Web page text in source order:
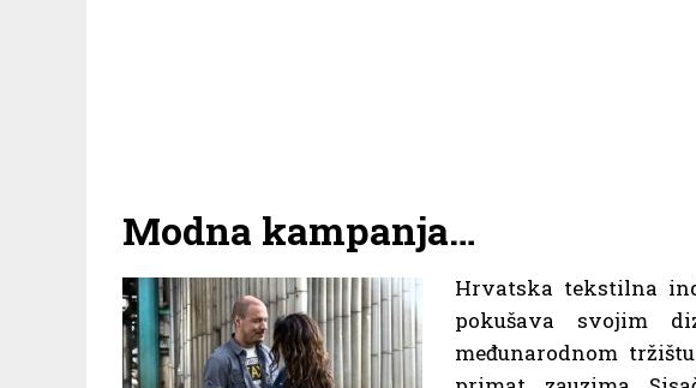
Modna kampanja…
Hrvatska tekstilna
pokušava svojim
međunarodnom